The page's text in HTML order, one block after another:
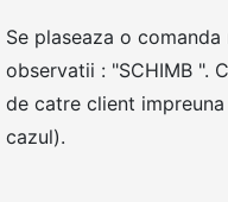
Se plaseaza o
observatii : "SCHIMB ".
de catre client
cazul).